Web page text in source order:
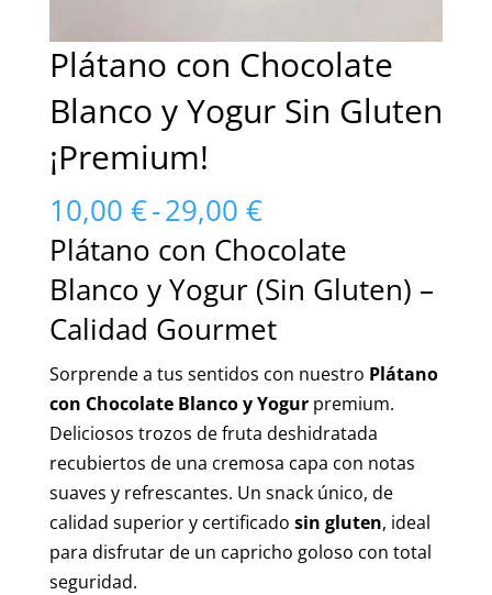
Plátano con Chocolate
Blanco y Yogur Sin Gluten
¡Premium!
10,00 €-29,00 €Rango
de
precios:
desde
10,00 €
29,00 €
Plátano con Chocolate
Blanco y Yogur (Sin Gluten) –
Calidad Gourmet
Sorprende a tus sentidos con nuestro Plátano
con Chocolate Blanco y Yogurpremium.
Deliciosos trozos de fruta deshidratada
recubiertos de una cremosa capa con notas
suaves y refrescantes. Un snack único, de
calidad superior y certificado sin gluten, ideal
para disfrutar de un capricho goloso con total
seguridad.